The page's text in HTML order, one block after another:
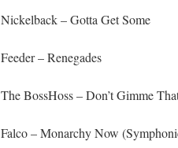
Nickelback – Gotta Get Some
Feeder – Renegades
The BossHoss – Don’t Gimme
Falco – Monarchy Now